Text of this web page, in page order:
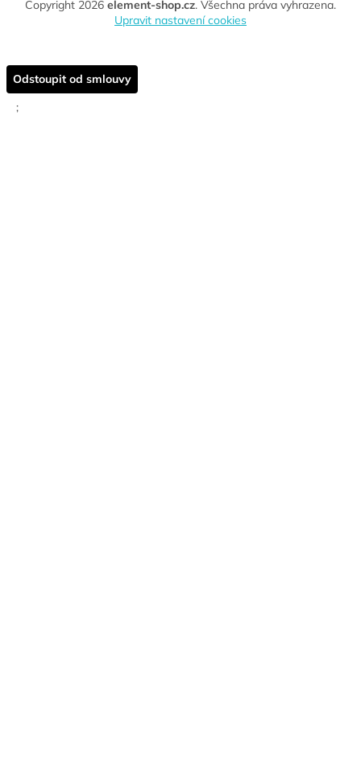
Copyright 2026 element-shop.cz. Všechna práva vyhrazena.
Upravit nastavení cookies
Odstoupit od smlouvy
;